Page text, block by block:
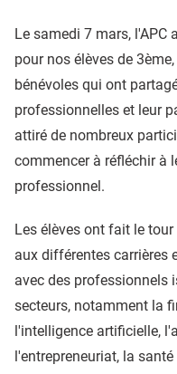
Le samedi 7 mars, l'APC
pour nos élèves de
bénévoles qui ont
professionnelles et leur
attiré de nombreux
commencer à réfléchir à
professionnel.
Les élèves ont fait le
aux différentes carrières
avec des professionnels
secteurs, notamment la
l'intelligence artificielle,
l'entrepreneuriat, la